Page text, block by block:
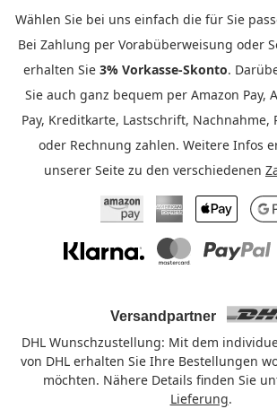
Wählen Sie bei uns einfach die für Sie
Bei Zahlung per Vorabüberweisung oder
erhalten Sie 3% Vorkasse-Skonto.
Sie auch ganz bequem per Amazon Pay,
Pay, Kreditkarte, Lastschrift, Nachnahme,
oder Rechnung zahlen. Weitere Infos
unserer Seite zu den verschiedenen
Amazon PayAmerican Express
Apple Pay
Klarna MastercardPayPal
Versandpartner
DHL Wunschzustellung: Mit dem
von DHL erhalten Sie Ihre Bestellungen
möchten. Nähere Details finden Sie
Lieferung.